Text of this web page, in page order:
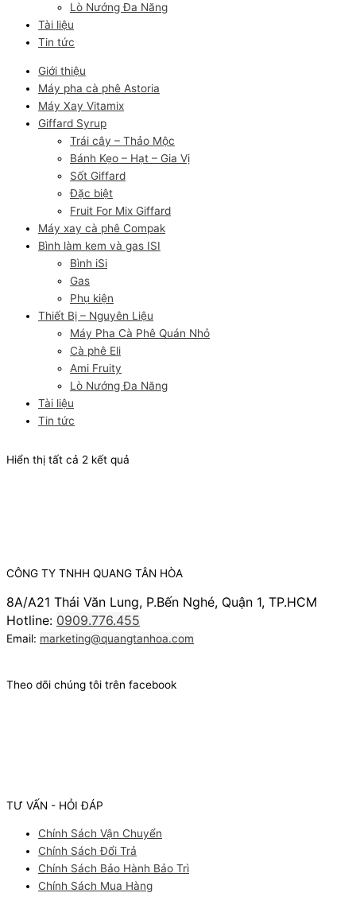
Lò Nướng Đa Năng
Tài liệu
Tin tức
Giới thiệu
Máy pha cà phê Astoria
Máy Xay Vitamix
Giffard Syrup
Trái cây – Thảo Mộc
Bánh Kẹo – Hạt – Gia Vị
Sốt Giffard
Đặc biệt
Fruit For Mix Giffard
Máy xay cà phê Compak
Bình làm kem và gas ISI
Bình iSi
Gas
Phụ kiện
Thiết Bị – Nguyên Liệu
Máy Pha Cà Phê Quán Nhỏ
Cà phê Eli
Ami Fruity
Lò Nướng Đa Năng
Tài liệu
Tin tức
Hiển thị tất cả 2 kết quả
CÔNG TY TNHH QUANG TÂN HÒA
8A/A21 Thái Văn Lung, P.Bến Nghé, Quận 1, TP.HCM
Hotline: 0909.776.455
Email: marketing@quangtanhoa.com
Theo dõi chúng tôi trên facebook
TƯ VẤN - HỎI ĐÁP
Chính Sách Vận Chuyển
Chính Sách Đổi Trả
Chính Sách Bảo Hành Bảo Trì
Chính Sách Mua Hàng